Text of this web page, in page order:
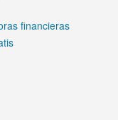
financieras